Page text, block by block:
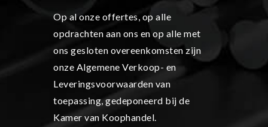
Op al onze offertes, op alle
opdrachten aan ons en op alle met
ons gesloten overeenkomsten zijn
onze Algemene Verkoop- en
Leveringsvoorwaarden van
toepassing, gedeponeerd bij de
Kamer van Koophandel.